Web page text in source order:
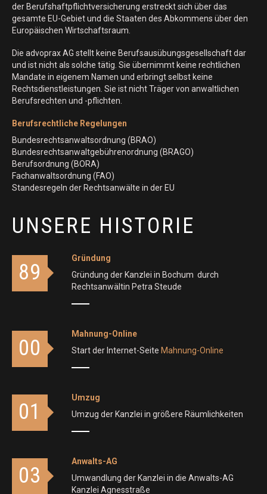
der Berufshaftpflichtversicherung erstreckt sich über das
gesamte EU-Gebiet und die Staaten des Abkommens über den
Europäischen Wirtschaftsraum.
Die advoprax AG stellt keine Berufsausübungsgesellschaft dar
und ist nicht als solche tätig. Sie übernimmt keine rechtlichen
Mandate in eigenem Namen und erbringt selbst keine
Rechtsdienstleistungen. Sie ist nicht Träger von anwaltlichen
Berufsrechten und -pflichten.
Berufsrechtliche Regelungen
Bundesrechtsanwaltsordnung (BRAO)
Bundesrechtsanwaltgebührenordnung (BRAGO)
Berufsordnung (BORA)
Fachanwaltsordnung (FAO)
Standesregeln der Rechtsanwälte in der EU
UNSERE HISTORIE
89
Gründung
Gründung der Kanzlei in Bochum durch
Rechtsanwältin Petra Steude
00
Mahnung-Online
Start der Internet-Seite Mahnung-Online
01
Umzug
Umzug der Kanzlei in größere Räumlichkeiten
03
Anwalts-AG
Umwandlung der Kanzlei in die Anwalts-AG
Kanzlei Agnesstraße